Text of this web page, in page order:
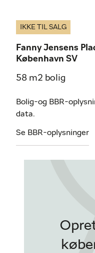
IKKE TIL SALG
Fanny Jensens
København SV
58 m2 bolig
Bolig-og BBR-
data.
Se BBR-oplysninger